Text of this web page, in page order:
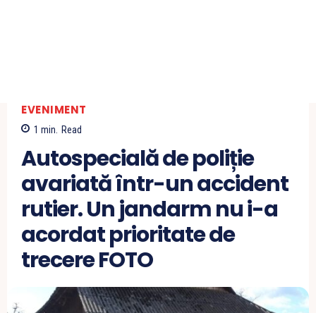
EVENIMENT
1 min. Read
Autospecială de poliție
avariată într-un accident
rutier. Un jandarm nu i-a
acordat prioritate de
trecere FOTO